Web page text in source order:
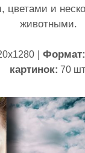
цветами и
животными.
|
картинок:70